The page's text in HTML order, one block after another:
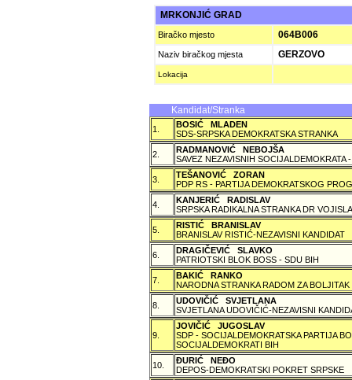
MRKONJIĆ GRAD
Biračko mjesto 064B006
Naziv biračkog mjesta GERZOVO
Lokacija
Kandidat/Stranka
1.
BOSIĆ MLADEN
SDS-SRPSKA DEMOKRATSKA STRANKA
2.
RADMANOVIĆ NEBOJŠA
SAVEZ NEZAVISNIH SOCIJALDEMOKRATA
3.
TEŠANOVIĆ ZORAN
PDP RS - PARTIJA DEMOKRATSKOG
4.
KANJERIĆ RADISLAV
SRPSKA RADIKALNA STRANKA DR
5.
RISTIĆ BRANISLAV
BRANISLAV RISTIĆ-NEZAVISNI KANDIDAT
6.
DRAGIČEVIĆ SLAVKO
PATRIOTSKI BLOK BOSS - SDU BIH
7.
BAKIĆ RANKO
NARODNA STRANKA RADOM ZA BOLJITAK
8.
UDOVIČIĆ SVJETLANA
SVJETLANA UDOVIČIĆ-NEZAVISNI
9.
JOVIČIĆ JUGOSLAV
SDP - SOCIJALDEMOKRATSKA PARTIJA
SOCIJALDEMOKRATI BIH
10.
ÐURIĆ NEÐO
DEPOS-DEMOKRATSKI POKRET SRPSKE